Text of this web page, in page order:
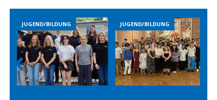
JUGEND/BILDUNG JUGEND/BILDUNG
Prev
ious
Nex
t